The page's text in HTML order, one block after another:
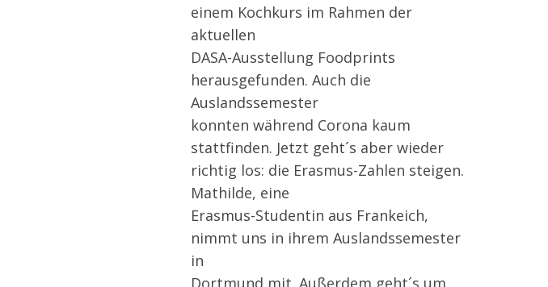
einem Kochkurs im Rahmen der
aktuellen
DASA-Ausstellung Foodprints
herausgefunden. Auch die
Auslandssemester
konnten während Corona kaum
stattfinden. Jetzt geht´s aber wieder
richtig los: die Erasmus-Zahlen steigen.
Mathilde, eine
Erasmus-Studentin aus Frankeich,
nimmt uns in ihrem Auslandssemester
in
Dortmund mit. Außerdem geht´s um